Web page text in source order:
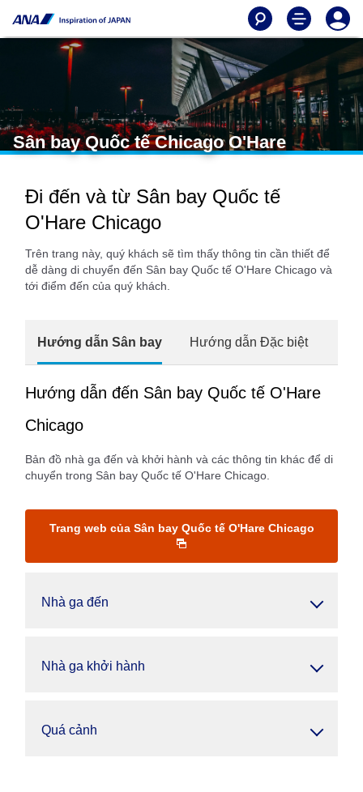
Sân bay Quốc tế Chicago O'Hare
Đi đến và từ Sân bay Quốc tế
O'Hare Chicago
Trên trang này, quý khách sẽ tìm thấy thông tin cần thiết để
dễ dàng di chuyển đến Sân bay Quốc tế O'Hare Chicago và
tới điểm đến của quý khách.
Hướng dẫn Sân bay Hướng dẫn Đặc biệt
Hướng dẫn đến Sân bay Quốc tế O'Hare
Chicago
Bản đồ nhà ga đến và khởi hành và các thông tin khác để di
chuyển trong Sân bay Quốc tế O'Hare Chicago.
Trang web của Sân bay Quốc tế O'Hare Chicago
Nhà ga đến
Nhà ga khởi hành
Quá cảnh